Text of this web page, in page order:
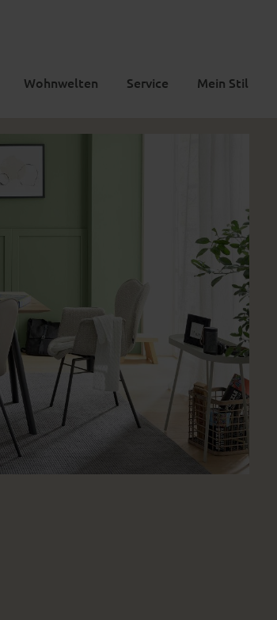
Wohnwelten Service Mein Stil